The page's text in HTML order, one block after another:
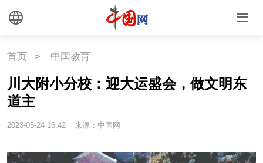
文化
铁路
首页 > 中国教育
川大附小分校：迎大运盛会，做文明东
道主
2023-05-24 16:42 来源：中国网